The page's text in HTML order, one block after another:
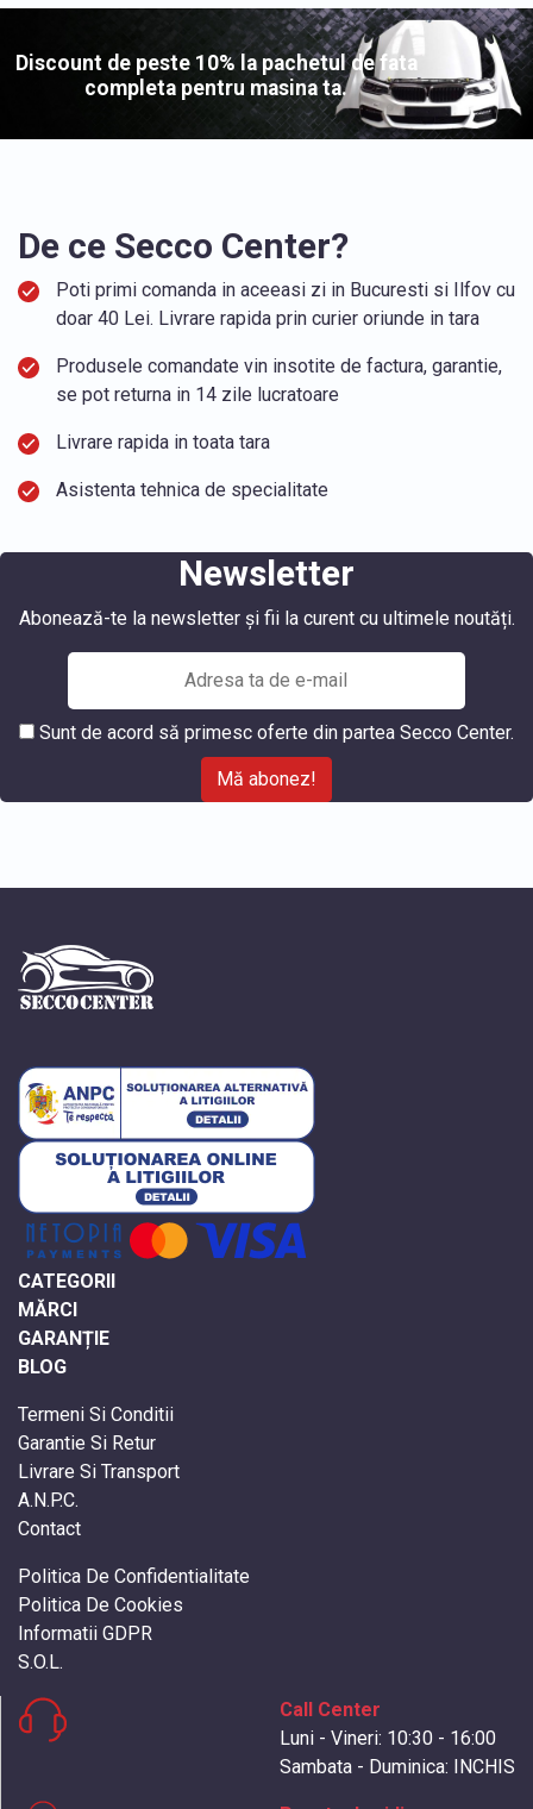
Discount de peste 10% la pachetul de fata
completa pentru masina ta.
De ce Secco Center?
Poti primi comanda in aceeasi zi in Bucuresti si Ilfov cu
doar 40 Lei. Livrare rapida prin curier oriunde in tara
Produsele comandate vin insotite de factura, garantie,
se pot returna in 14 zile lucratoare
Livrare rapida in toata tara
Asistenta tehnica de specialitate
Newsletter
Abonează-te la newsletter și fii la curent cu ultimele noutăți.
Sunt de acord să primesc oferte din partea Secco Center.
Mă abonez!
CATEGORII
MĂRCI
GARANȚIE
BLOG
Termeni Si Conditii
Garantie Si Retur
Livrare Si Transport
A.N.P.C.
Contact
Politica De Confidentialitate
Politica De Cookies
Informatii GDPR
S.O.L.
Call Center
Luni - Vineri: 10:30 - 16:00
Sambata - Duminica: INCHIS